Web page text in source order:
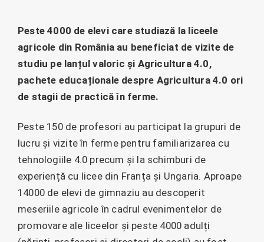
Peste 4000 de elevi care studiază la liceele
agricole din România au beneficiat de vizite de
studiu pe lanțul valoric și Agricultura 4.0,
pachete educaționale despre Agricultura 4.0 ori
de stagii de practică în ferme.
Peste 150 de profesori au participat la grupuri de
lucru și vizite în ferme pentru familiarizarea cu
tehnologiile 4.0 precum și la schimburi de
experiență cu licee din Franța și Ungaria. Aproape
14000 de elevi de gimnaziu au descoperit
meseriile agricole în cadrul evenimentelor de
promovare ale liceelor și peste 4000 adulți